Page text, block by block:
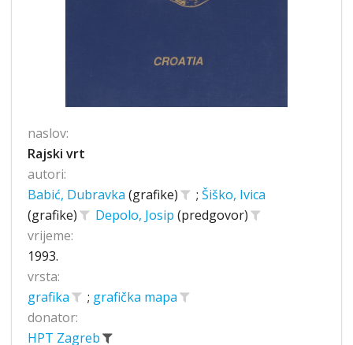
naslov:
Rajski vrt
autori:
Babić, Dubravka (grafike) ; Šiško, Ivica
(grafike)
Depolo, Josip (predgovor)
vrijeme:
1993.
vrsta:
grafika
; grafička mapa
donator:
HPT Zagreb